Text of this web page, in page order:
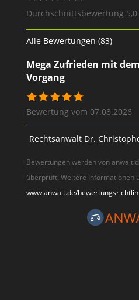
Durchschnittsbewertung
Alle Bewertungen (83)
Mega Zufrieden mit
Vorgang
Bewertung vom 07.08.2026
Rechtsanwalt Dr.
Bewertungen werden von
überprüft. Weitere Informationen
www.anwalt.de/